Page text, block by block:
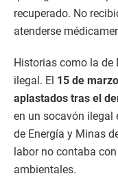
recuperado. No
atenderse
Historias como la de
ilegal. El 15 de
aplastados tras el
en un socavón ilegal
de Energía y Minas
labor no contaba
ambientales.